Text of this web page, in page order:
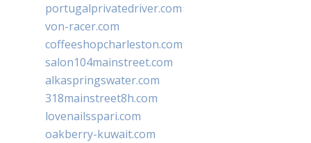
portugalprivatedriver.com
von-racer.com
coffeeshopcharleston.com
salon104mainstreet.com
alkaspringswater.com
318mainstreet8h.com
lovenailsspari.com
oakberry-kuwait.com